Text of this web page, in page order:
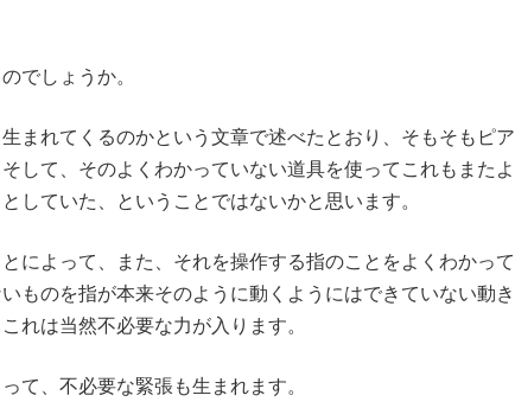
でしょうか。
まれてくるのかという文章で述べたとおり、そもそもピア
して、そのよくわかっていない道具を使ってこれもまたよ
していた、ということではないかと思います。
によって、また、それを操作する指のことをよくわかって
ものを指が本来そのように動くようにはできていない動き
れは当然不必要な力が入ります。
て、不必要な緊張も生まれます。